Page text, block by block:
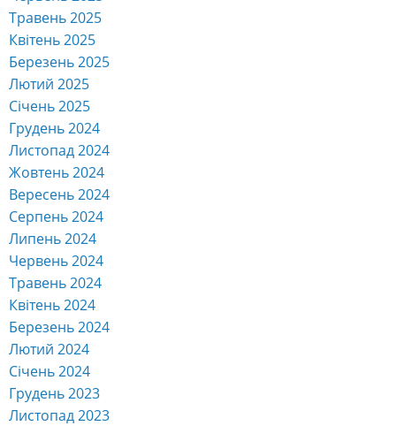
Травень 2025
Квітень 2025
Березень 2025
Лютий 2025
Січень 2025
Грудень 2024
Листопад 2024
Жовтень 2024
Вересень 2024
Серпень 2024
Липень 2024
Червень 2024
Травень 2024
Квітень 2024
Березень 2024
Лютий 2024
Січень 2024
Грудень 2023
Листопад 2023